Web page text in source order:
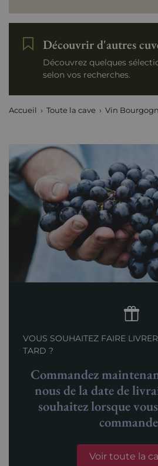
Découvrir d'autres
Découvrez quelques
selon vos recherches.
Accueil Toute la cave Vin
VOUS SOUHAITEZ FAIRE
TARD ?
Commandez
nous de la date de
souhaitez lorsque
Voir toute la